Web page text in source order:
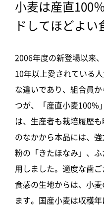
小麦は産直100
ドしてほどよい
2006年度の新登場以来
10年以上愛されている
な違いであり、組合員
つが、「産直小麦100%
は、生産者も栽培履歴
のなかから本品には、
粉の「きたほなみ」、
用しました。適度な歯
食感の生地からは、小
ます。国産小麦は収穫